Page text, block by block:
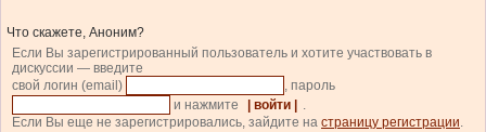
Что скажете, Аноним?
Если Вы зарегистрированный пользователь и хотите участвовать в
дискуссии — введите
свой логин (email)
, пароль
и нажмите
| войти |
.
Если Вы еще не зарегистрировались, зайдите на страницу регистрации.